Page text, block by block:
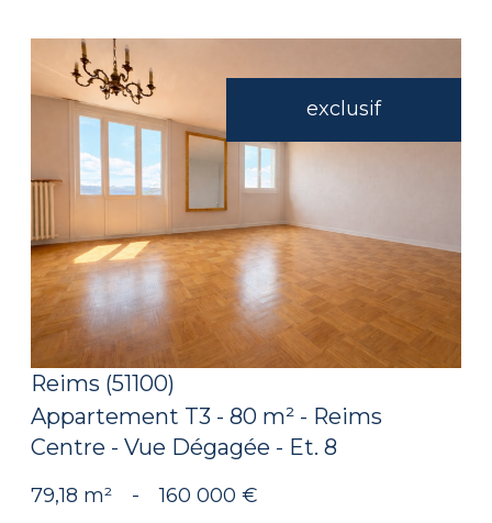
exclusif
voir le bien
Reims (51100)
Appartement T3 - 80 m² - Reims
Centre - Vue Dégagée - Et. 8
79,18 m² - 160 000 €